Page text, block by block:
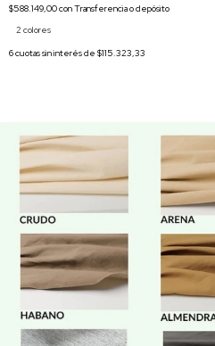
$588.149,00conTransferencia o depósito
2 colores
6cuotas sin interés de $115.323,33